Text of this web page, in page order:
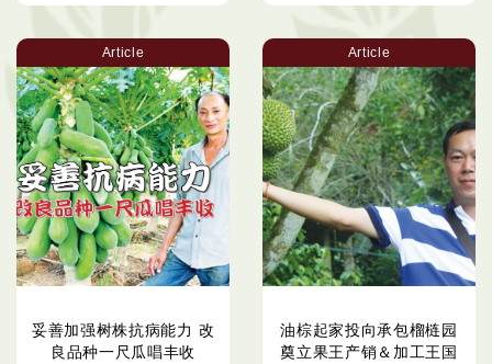
Article
妥善加强树株抗病能力 改
良品种一尺瓜唱丰收
Article
油棕起家投向承包榴梿园
奠立果王产销＆加工王国